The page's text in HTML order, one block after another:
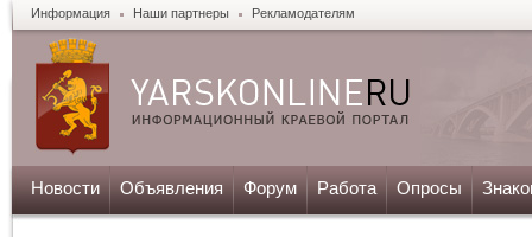
Информация Наши партнеры Рекламодателям
Новости Объявления Форум Работа Опросы